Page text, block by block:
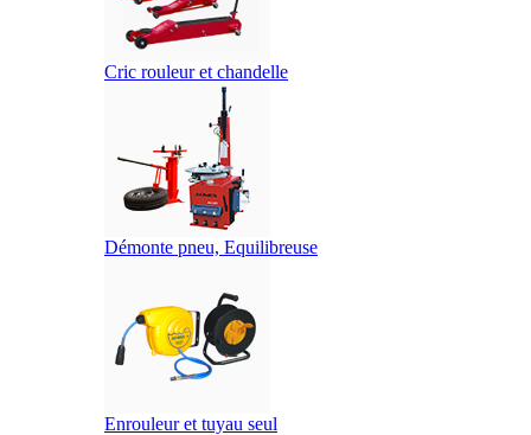
Cric rouleur et chandelle
Démonte pneu, Equilibreuse
Enrouleur et tuyau seul